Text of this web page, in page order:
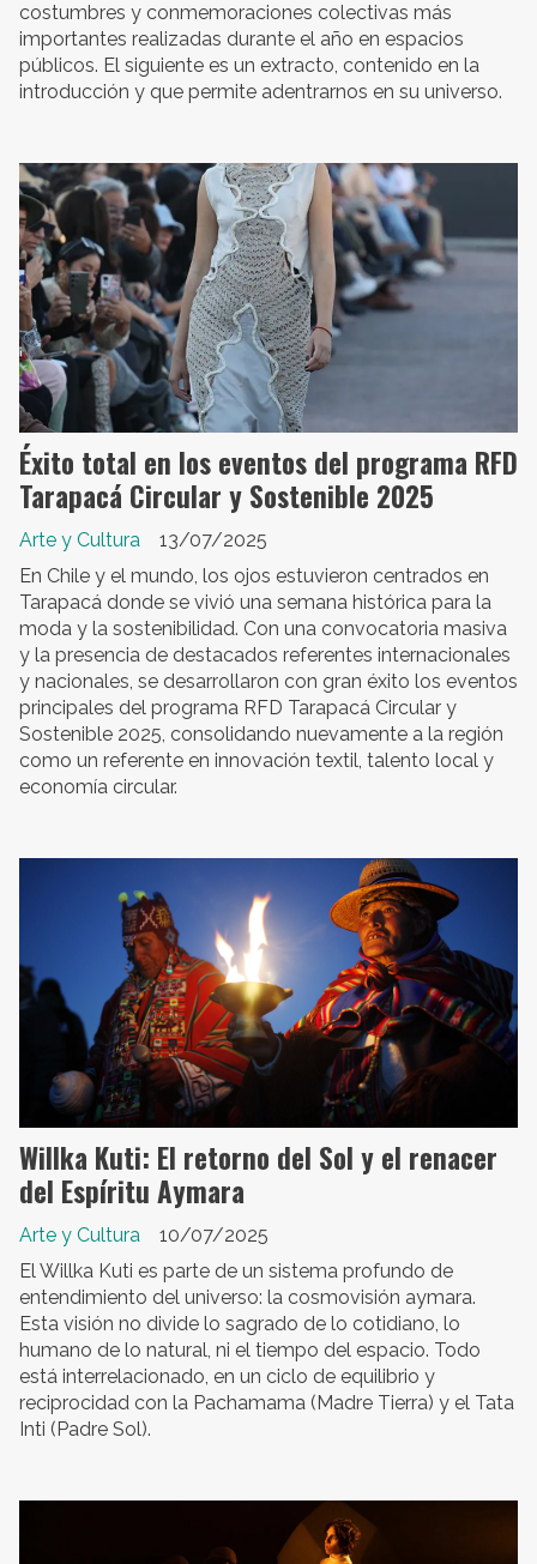
costumbres y conmemoraciones colectivas más
importantes realizadas durante el año en espacios
públicos. El siguiente es un extracto, contenido en la
introducción y que permite adentrarnos en su universo.
Éxito total en los eventos del programa RFD
Tarapacá Circular y Sostenible 2025
Arte y Cultura
13/07/2025
En Chile y el mundo, los ojos estuvieron centrados en
Tarapacá donde se vivió una semana histórica para la
moda y la sostenibilidad. Con una convocatoria masiva
y la presencia de destacados referentes internacionales
y nacionales, se desarrollaron con gran éxito los eventos
principales del programa RFD Tarapacá Circular y
Sostenible 2025, consolidando nuevamente a la región
como un referente en innovación textil, talento local y
economía circular.
Willka Kuti: El retorno del Sol y el renacer
del Espíritu Aymara
Arte y Cultura
10/07/2025
El Willka Kuti es parte de un sistema profundo de
entendimiento del universo: la cosmovisión aymara.
Esta visión no divide lo sagrado de lo cotidiano, lo
humano de lo natural, ni el tiempo del espacio. Todo
está interrelacionado, en un ciclo de equilibrio y
reciprocidad con la Pachamama (Madre Tierra) y el Tata
Inti (Padre Sol).